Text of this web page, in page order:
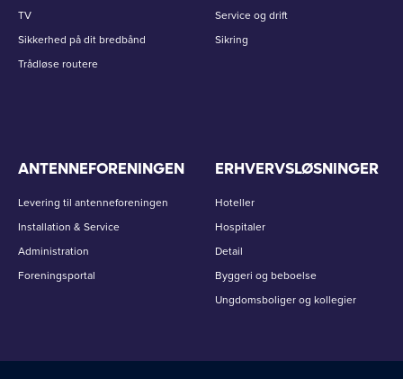
TV
Sikkerhed på dit bredbånd
Trådløse routere
Service og drift
Sikring
ANTENNEFORENINGEN
Levering til antenneforeningen
Installation & Service
Administration
Foreningsportal
ERHVERVSLØSNINGER
Hoteller
Hospitaler
Detail
Byggeri og beboelse
Ungdomsboliger og kollegier